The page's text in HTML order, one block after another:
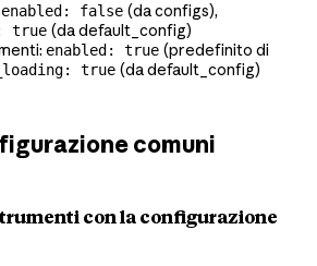
enabled: false (da configs),
true (da default_config)
enabled: true (predefinito di
true (da default_config)
comuni
con la configurazione